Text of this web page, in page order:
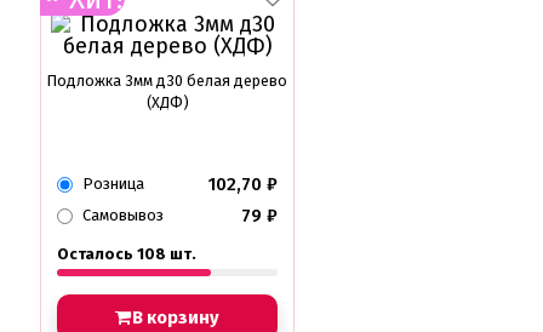
Подложка 3мм д30 белая дерево
(ХДФ)
Розница 102,70 ₽
Самовывоз 79 ₽
Осталось 108 шт.
В корзину